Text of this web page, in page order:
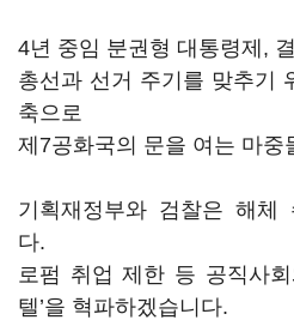
4년 중임 분권형 대통령제,
총선과 선거 주기를 맞추기
축으로
제7공화국의 문을 여는 마중
기획재정부와 검찰은 해체
다.
로펌 취업 제한 등 공직사
텔’을 혁파하겠습니다.